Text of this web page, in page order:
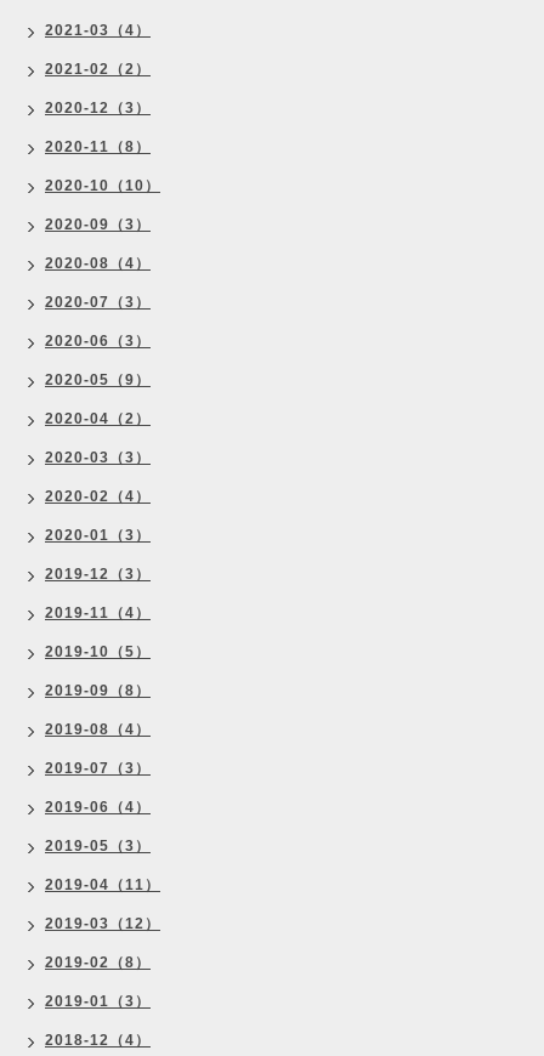
2021-03（4）
2021-02（2）
2020-12（3）
2020-11（8）
2020-10（10）
2020-09（3）
2020-08（4）
2020-07（3）
2020-06（3）
2020-05（9）
2020-04（2）
2020-03（3）
2020-02（4）
2020-01（3）
2019-12（3）
2019-11（4）
2019-10（5）
2019-09（8）
2019-08（4）
2019-07（3）
2019-06（4）
2019-05（3）
2019-04（11）
2019-03（12）
2019-02（8）
2019-01（3）
2018-12（4）